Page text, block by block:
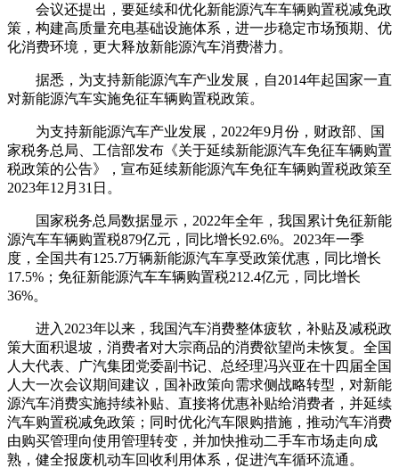
会议还提出，要延续和优化新能源汽车车辆购置税减免政
策，构建高质量充电基础设施体系，进一步稳定市场预期、优
化消费环境，更大释放新能源汽车消费潜力。
据悉，为支持新能源汽车产业发展，自2014年起国家一直
对新能源汽车实施免征车辆购置税政策。
为支持新能源汽车产业发展，2022年9月份，财政部、国
家税务总局、工信部发布《关于延续新能源汽车免征车辆购置
税政策的公告》，宣布延续新能源汽车免征车辆购置税政策至
2023年12月31日。
国家税务总局数据显示，2022年全年，我国累计免征新能
源汽车车辆购置税879亿元，同比增长92.6%。2023年一季
度，全国共有125.7万辆新能源汽车享受政策优惠，同比增长
17.5%；免征新能源汽车车辆购置税212.4亿元，同比增长
36%。
进入2023年以来，我国汽车消费整体疲软，补贴及减税政
策大面积退坡，消费者对大宗商品的消费欲望尚未恢复。全国
人大代表、广汽集团党委副书记、总经理冯兴亚在十四届全国
人大一次会议期间建议，国补政策向需求侧战略转型，对新能
源汽车消费实施持续补贴、直接将优惠补贴给消费者，并延续
汽车购置税减免政策；同时优化汽车限购措施，推动汽车消费
由购买管理向使用管理转变，并加快推动二手车市场走向成
熟，健全报废机动车回收利用体系，促进汽车循环流通。